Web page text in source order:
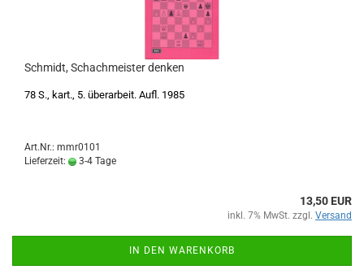
Schmidt, Schachmeister denken
78 S., kart., 5. überarbeit. Aufl. 1985
Art.Nr.: mmr0101
Lieferzeit:
3-4 Tage
13,50 EUR
inkl. 7% MwSt. zzgl. Versand
IN DEN WARENKORB